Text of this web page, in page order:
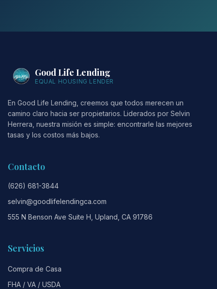
Good Life Lending
EQUAL HOUSING LENDER
En Good Life Lending, creemos que todos merecen un
camino claro hacia ser propietarios. Liderados por Selvin
Herrera, nuestra misión es simple: encontrarle las mejores
tasas y los costos más bajos.
Contacto
(626) 681-3844
selvin@goodlifelendingca.com
555 N Benson Ave Suite H, Upland, CA 91786
Servicios
Compra de Casa
FHA / VA / USDA